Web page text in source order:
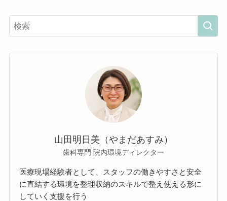
山田明日美（やまだあすみ）
歯科専門 院内環境ディレクター
医療現場経験者として、スタッフの働きやすさと安全
に直結する環境を整理収納のスキルで整え使える形に
していく支援を行う